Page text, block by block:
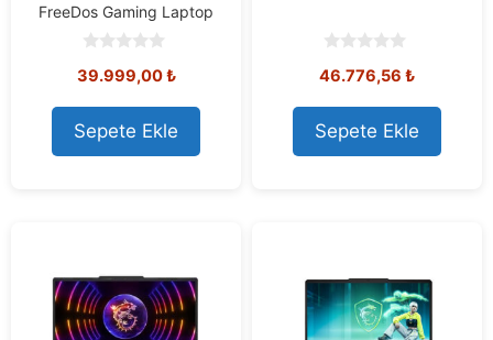
FreeDos Gaming Laptop
o
t
o
f
5
39.999,00₺
Sepete Ekle
o
t
o
f
5
46.776,56 ₺
Sepete Ekle